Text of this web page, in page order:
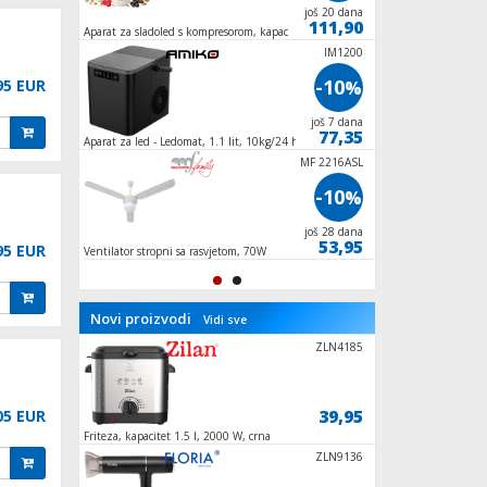
EUR
EUR
EUR
još 9 dana
-10
još 28 dana
89,95
Aparat za sladoled s kompresorom, kapacitet 1
lit., 90W
još 20 dana
111,90
Aparat za led - Ledomat, 1.1 lit, 10kg/24 h,
IM1200
-10%
još 7 dana
77,35
Ventilator stropni sa rasvjetom, 70W
MF 2216ASL
-10%
još 28 dana
53,95
Novi proizvodi Vidi sve
8,95
HGPZ30
Friteza, kapacitet 1.5 l, 2000 W, crna
ZLN4185
39,95
ZLN9136